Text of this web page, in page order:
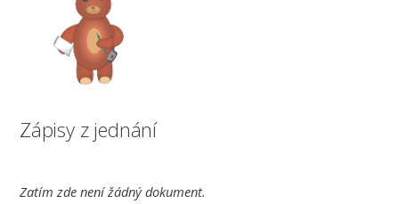
Zápisy z jednání
Zatím zde není žádný dokument.